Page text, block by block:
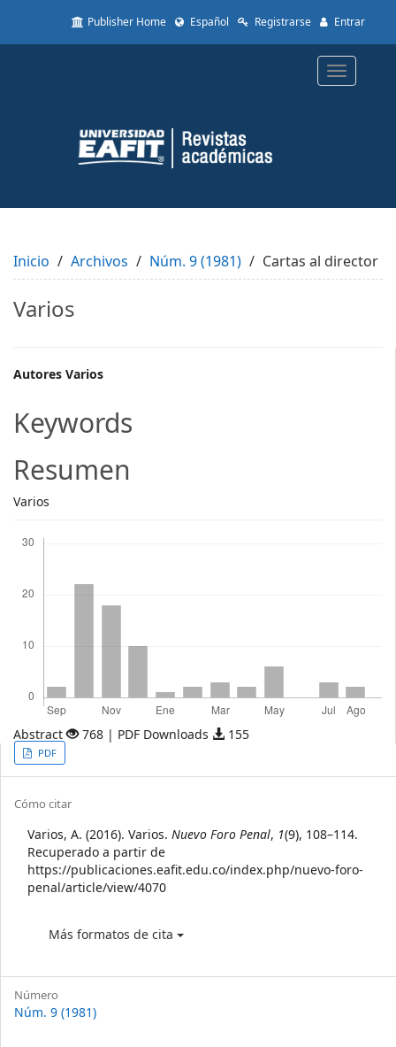
to
Content
Sidebar
Publisher Home Español Registrarse Entrar
Toggle
Inicio Archivos Núm. 9 (1981) Cartas al director
Varios
Main
Article
Content
Autores Varios
Keywords
Resumen
Varios
Abstract 768 | PDF Downloads 155
Article
Sidebar
PDF
Article
Details
Cómo citar
Varios, A. (2016). Varios. Nuevo Foro Penal, 1(9), 108–114.
Recuperado a partir de
https://publicaciones.eafit.edu.co/index.php/nuevo-foro-
penal/article/view/4070
Más formatos de cita
Número
Núm. 9 (1981)